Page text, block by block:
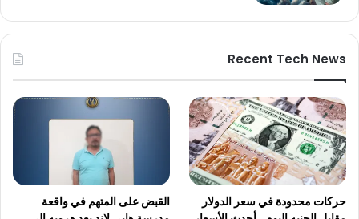
Recent Tech News
حركات محدودة في سعر الدولار
القبض على المتهم في واقعة